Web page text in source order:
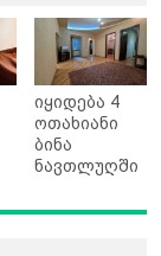
იყიდება 4
ოთახიანი
ბინა
ნავთლუღში